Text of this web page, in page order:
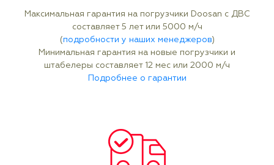
Максимальная гарантия на погрузчики Doosan с ДВС
составляет 5 лет или 5000 м/ч
(подробности у наших менеджеров)
Минимальная гарантия на новые погрузчики и
штабелеры составляет 12 мес или 2000 м/ч
Подробнее о гарантии